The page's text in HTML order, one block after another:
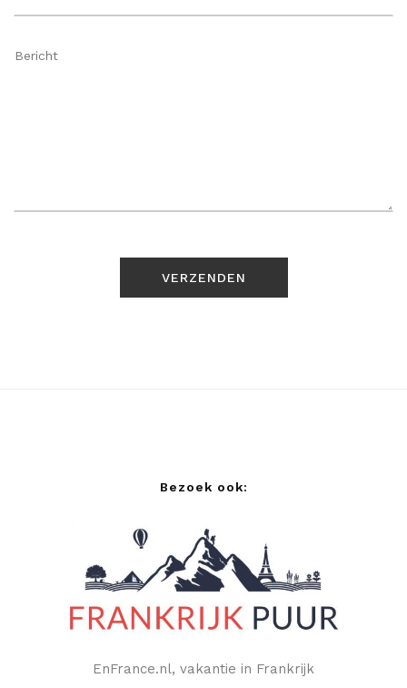
Bezoek ook:
EnFrance.nl, vakantie in Frankrijk